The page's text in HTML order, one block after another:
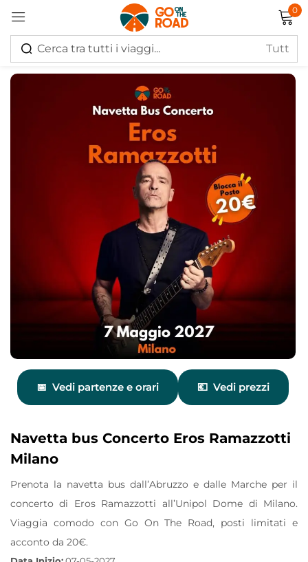
0
Vedi partenze e orari Vedi prezzi
Navetta bus Concerto Eros Ramazzotti
Milano
Prenota la navetta bus dall’Abruzzo e dalle Marche per il
concerto di Eros Ramazzotti all’Unipol Dome di Milano.
Viaggia comodo con Go On The Road, posti limitati e
acconto da 20€.
Accedi
Ricordati di me Hai perso la password?
Log in
Creare un account